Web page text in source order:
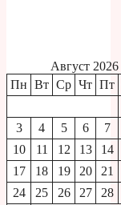
Август 2026
Пн Вт Ср Чт Пт
3
4 5 6 7
10
11 12 13 14
17
18 19 20 21
24
25 26 27 28